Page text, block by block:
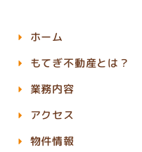
ホーム
もてぎ不動産とは？
業務内容
アクセス
物件情報